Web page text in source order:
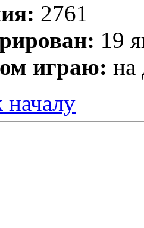
2761
19
играю: на
началу